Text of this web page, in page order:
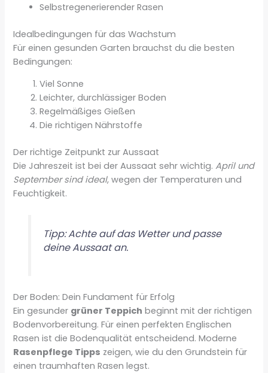
Selbstregenerierender Rasen
Idealbedingungen für das Wachstum
Für einen gesunden Garten brauchst du die besten
Bedingungen:
Viel Sonne
Leichter, durchlässiger Boden
Regelmäßiges Gießen
Die richtigen Nährstoffe
Der richtige Zeitpunkt zur Aussaat
Die Jahreszeit ist bei der Aussaat sehr wichtig.April und
September sind ideal, wegen der Temperaturen und
Feuchtigkeit.
Tipp: Achte auf das Wetter und passe
deine Aussaat an.
Der Boden: Dein Fundament für Erfolg
Ein gesunder grüner Teppich beginnt mit der richtigen
Bodenvorbereitung. Für einen perfekten Englischen
Rasen ist die Bodenqualität entscheidend. Moderne
Rasenpflege Tipps zeigen, wie du den Grundstein für
einen traumhaften Rasen legst.